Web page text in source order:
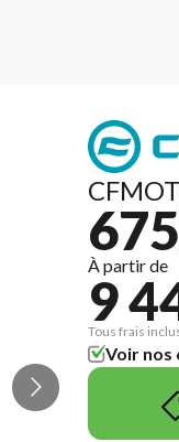
À partir de
9
Tous frais
Voir nos